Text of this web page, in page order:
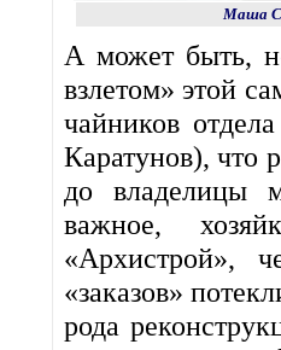
Маша
А может быть,
взлетом» этой
чайников
Каратунов), что
до владелицы
важное,
«Архистрой»,
«заказов»
рода